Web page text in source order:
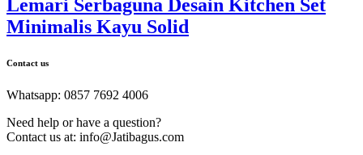
Lemari Serbaguna Desain Kitchen Set
Minimalis Kayu Solid
Contact us
Whatsapp: 0857 7692 4006
Need help or have a question?
Contact us at: info@Jatibagus.com